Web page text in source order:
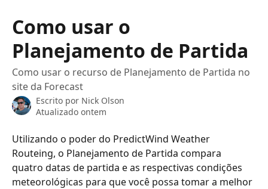
Como usar o
Planejamento de Partida
Como usar o recurso de Planejamento de Partida no
site da Forecast
Escrito por Nick Olson
Atualizado ontem
Utilizando o poder do PredictWind Weather
Routeing, o Planejamento de Partida compara
quatro datas de partida e as respectivas condições
meteorológicas para que você possa tomar a melhor